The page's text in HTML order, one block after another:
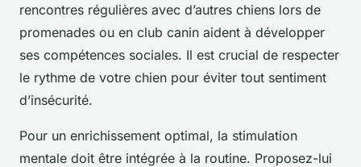
rencontres régulières avec d’autres chiens lors de
promenades ou en club canin aident à développer
ses compétences sociales. Il est crucial de respecter
le rythme de votre chien pour éviter tout sentiment
d’insécurité.
Pour un enrichissement optimal, la stimulation
mentale doit être intégrée à la routine. Proposez-lui